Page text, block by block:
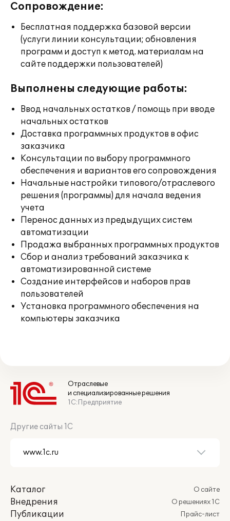
Сопровождение:
Бесплатная поддержка базовой версии
(услуги линии консультации; обновления
программ и доступ к метод. материалам на
сайте поддержки пользователей)
Выполнены следующие работы:
Ввод начальных остатков / помощь при вводе
начальных остатков
Доставка программных продуктов в офис
заказчика
Консультации по выбору программного
обеспечения и вариантов его сопровождения
Начальные настройки типового/отраслевого
решения (программы) для начала ведения
учета
Перенос данных из предыдущих систем
автоматизации
Продажа выбранных программных продуктов
Сбор и анализ требований заказчика к
автоматизированной системе
Создание интерфейсов и наборов прав
пользователей
Установка программного обеспечения на
компьютеры заказчика
Отраслевые
и специализированные решения
1С:Предприятие
Другие сайты 1С
Каталог
Внедрения
Публикации
О сайте
О решениях 1С
Прайс-лист